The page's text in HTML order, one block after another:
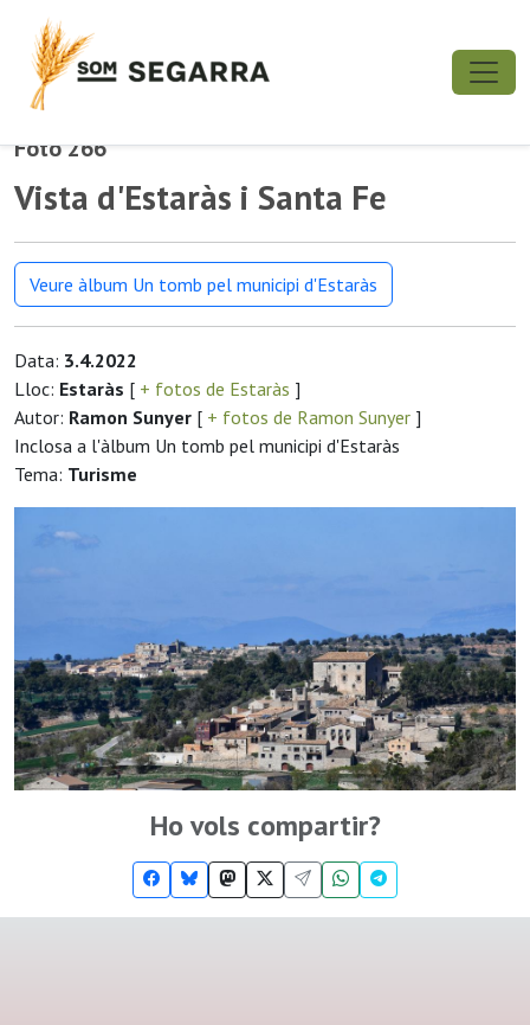
Foto 266
Vista d'Estaràs i Santa Fe
Veure àlbum Un tomb pel municipi d'Estaràs
Data: 3.4.2022
Lloc: Estaràs [ + fotos de Estaràs ]
Autor: Ramon Sunyer [ + fotos de Ramon Sunyer ]
Inclosa a l'àlbum Un tomb pel municipi d'Estaràs
Tema: Turisme
Ho vols compartir?